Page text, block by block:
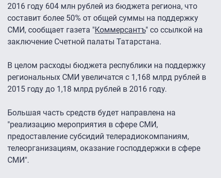
2016 году 604 млн рублей из бюджета региона, что
составит более 50% от общей суммы на поддержку
СМИ, сообщает газета "Коммерсантъ" со ссылкой на
заключение Счетной палаты Татарстана.
В целом расходы бюджета республики на поддержку
региональных СМИ увеличатся с 1,168 млрд рублей в
2015 году до 1,18 млрд рублей в 2016 году.
Большая часть средств будет направлена на
"реализацию мероприятия в сфере СМИ,
предоставление субсидий телерадиокомпаниям,
телеорганизациям, оказание господдержки в сфере
СМИ".